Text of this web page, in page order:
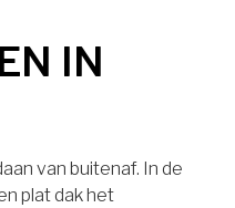
IN
van buitenaf. In de
plat dak het